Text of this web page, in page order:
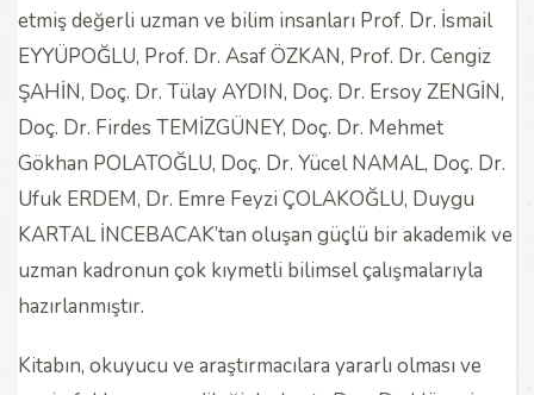
etmiş değerli uzman ve bilim insanları Prof. Dr. İsmail
EYYÜPOĞLU, Prof. Dr. Asaf ÖZKAN, Prof. Dr. Cengiz
ŞAHİN, Doç. Dr. Tülay AYDIN, Doç. Dr. Ersoy ZENGİN,
Doç. Dr. Firdes TEMİZGÜNEY, Doç. Dr. Mehmet
Gökhan POLATOĞLU, Doç. Dr. Yücel NAMAL, Doç. Dr.
Ufuk ERDEM, Dr. Emre Feyzi ÇOLAKOĞLU, Duygu
KARTAL İNCEBACAK’tan oluşan güçlü bir akademik ve
uzman kadronun çok kıymetli bilimsel çalışmalarıyla
hazırlanmıştır.
Kitabın, okuyucu ve araştırmacılara yararlı olması ve